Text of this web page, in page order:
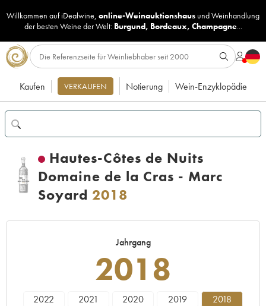
Willkommen auf iDealwine, online-Weinauktionshaus undWeinhandlung
der besten Weine der Welt: Burgund, Bordeaux, Champagne...
Kaufen VERKAUFEN Notierung Wein-Enzyklopädie
Hautes-Côtes de Nuits
Domaine de la Cras - Marc
Soyard 2018
Jahrgang
2018
2022 2021 2020 2019
2018